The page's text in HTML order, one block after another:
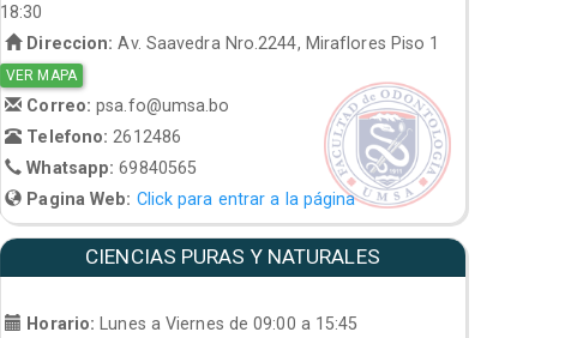
18:30
Direccion: Av. Saavedra Nro.2244, Miraflores Piso 1
VER MAPA
Correo:psa.fo@umsa.bo
Telefono: 2612486
Whatsapp:69840565
Pagina Web: Click para entrar a la página
CIENCIAS PURAS Y NATURALES
Horario: Lunes a Viernes de 09:00 a 15:45